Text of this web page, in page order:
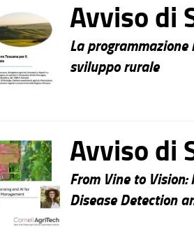
Avviso di
La
sviluppo rurale
Avviso di
From Vine to
Disease Detection